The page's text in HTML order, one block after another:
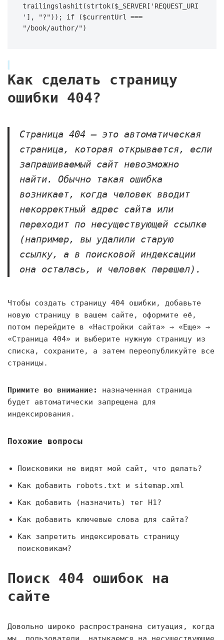
trailingslashit(strtok($_SERVER['REQUEST_URI
'], "?")); if ($currentUrl ===
"/book/author/")
Как сделать страницу
ошибки 404?
Страница 404 — это автоматическая
страница, которая открывается, если
запрашиваемый сайт невозможно
найти. Обычно такая ошибка
возникает, когда человек вводит
некорректный адрес сайта или
переходит по несуществующей ссылке
(например, вы удалили старую
ссылку, а в поисковой индексации
она осталась, и человек перешел).
Чтобы создать страницу 404 ошибки, добавьте
новую страницу в вашем сайте, оформите её,
потом перейдите в «Настройки сайта» → «Еще» →
«Страница 404» и выберите нужную страницу из
списка, сохраните, а затем переопубликуйте все
страницы.
Примите во внимание:
назначенная страница
будет автоматически запрещена для
индексирования.
Похожие вопросы
Поисковики не видят мой сайт, что делать?
Как добавить robots.txt и sitemap.xml
Как добавить (назначить) тег H1?
Как добавить ключевые слова для сайта?
Как запретить индексировать страницу
поисковикам?
Поиск 404 ошибок на
сайте
Довольно широко распространена ситуация, когда